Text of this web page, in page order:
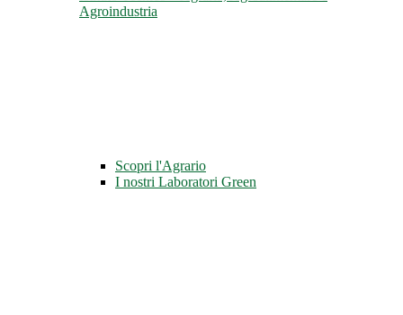
Agroindustria
Scopri l'Agrario
I nostri Laboratori Green